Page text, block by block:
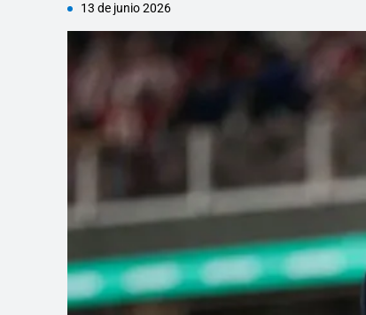
13 de junio 2026